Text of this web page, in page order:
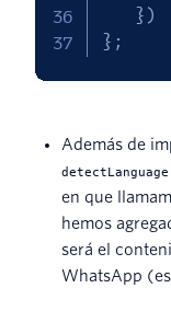
} )
} ;
Además de
en que
hemos
será el
WhatsApp